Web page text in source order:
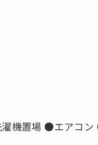
機置場 ●エアコ